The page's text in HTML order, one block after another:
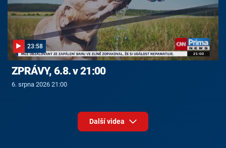
23:58
ZPRÁVY, 6.8. v 21:00
6. srpna 2026 21:00
Další videa